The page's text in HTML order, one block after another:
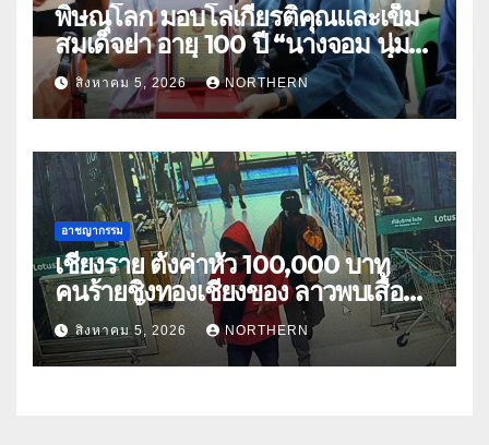
พิษณุโลก มอบโล่เกียรติคุณและเข็ม
สมเด็จย่า อายุ 100 ปี “นางจอม นุ่ม
เนตร” ตำบลบ้านกร่าง อำเภอเมือง
สิงหาคม 5, 2026 NORTHERN
อาชญากรรม
เชียงราย ตั้งค่าหัว 100,000 บาท
คนร้ายชิงทองเชียงของ ลาวพบเสื้อผ้า
คนร้ายตั้งจุดตรวจตามเส้นทาง
สิงหาคม 5, 2026 NORTHERN